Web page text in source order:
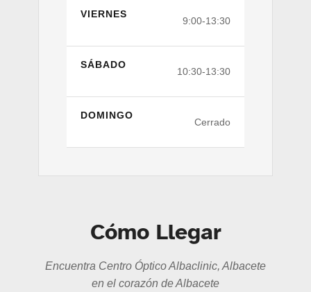
VIERNES
9:00-13:30
SÁBADO
10:30-13:30
DOMINGO
Cerrado
Cómo Llegar
Encuentra Centro Óptico Albaclinic, Albacete
en el corazón de Albacete